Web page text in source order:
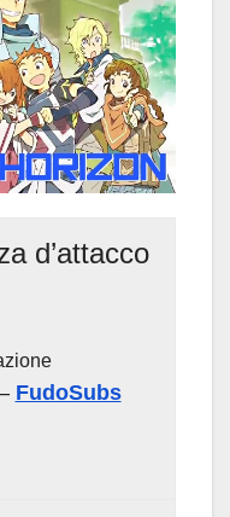
d’attacco
FudoSubs